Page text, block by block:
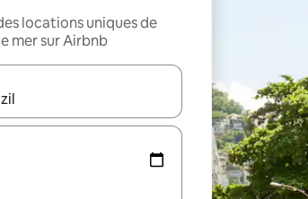
locations uniques de
mer sur Airbnb
utilisez les flèches vers le haut et vers le